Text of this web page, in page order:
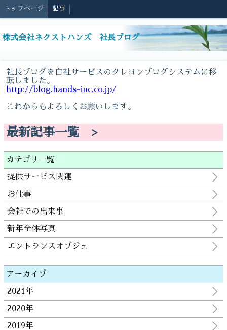
トップページ 記事
株式会社ネクストハンズ 社長ブログ
社長ブログを自社サービスのクレヨンブログシステムに移
転しました。
http://blog.hands-inc.co.jp/
これからもよろしくお願いします。
最新記事一覧 >
カテゴリ一覧
提供サービス関連
お仕事
会社での出来事
新年全体写真
エントランスオブジェ
アーカイブ
2021年
2020年
2019年